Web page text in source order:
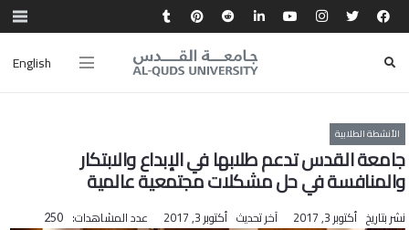
English
الأنشطة الطلابية
جامعة القدس تدعم طلابها في الإبداع والابتكار
والمنافسة في حل مشكلات مجتمعية عالمية‎
نشر بتاريخ أكتوبر 3, 2017 آخر تحديث أكتوبر 3, 2017 عدد المشاهدات: 250